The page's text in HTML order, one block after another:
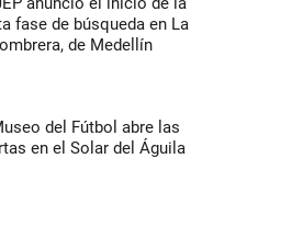
fase de búsqueda en La
de Medellín
del Fútbol abre las
en el Solar del Águila